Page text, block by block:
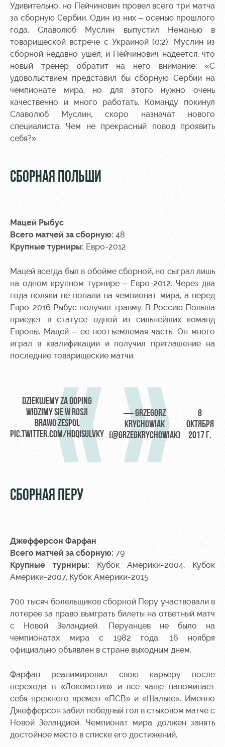
Удивительно, но Пейчинович провел всего три матча
за сборную Сербии. Один из них – осенью прошлого
года. Славолюб Муслин выпустил Неманью в
товарищеской встрече с Украиной (0:2). Муслин из
сборной недавно ушел, и Пейчинович надеется, что
новый тренер обратит на него внимание: «С
удовольствием представил бы сборную Сербии на
чемпионате мира, но для этого нужно очень
качественно и много работать. Команду покинул
Славолюб Муслин, скоро назначат нового
специалиста. Чем не прекрасный повод проявить
себя?»
СБОРНАЯ ПОЛЬШИ
Мацей Рыбус
Всего матчей за сборную: 48
Крупные турниры: Евро-2012
Мацей всегда был в обойме сборной, но сыграл лишь
на одном крупном турнире – Евро-2012. Через два
года поляки не попали на чемпионат мира, а перед
Евро-2016 Рыбус получил травму. В Россию Польша
приедет в статусе одной из сильнейших команд
Европы. Мацей – ее неотъемлемая часть. Он много
играл в квалификации и получил приглашение на
последние товарищеские матчи.
DZIEKUJEMY ZA DOPING
WIDZIMY SIE W ROSJI
BRAWO ZESPOL
PIC.TWITTER.COM/HDQISULVKY
— GRZEGORZ
KRYCHOWIAK
(@GRZEGKRYCHOWIAK)
8
ОКТЯБРЯ
2017 Г.
СБОРНАЯ ПЕРУ
Джефферсон Фарфан
Всего матчей за сборную: 79
Крупные турниры: Кубок Америки-2004, Кубок
Америки-2007, Кубок Америки-2015
700 тысяч болельщиков сборной Перу участвовали в
лотерее за право выиграть билеты на ответный матч
с Новой Зеландией. Перуанцев не было на
чемпионатах мира с 1982 года. 16 ноября
официально объявлен в стране выходным днем.
Фарфан реанимировал свою карьеру после
перехода в «Локомотив» и все чаще напоминает
себя прежнего времен «ПСВ» и «Шальке». Именно
Джефферсон забил победный гол в стыковом матче с
Новой Зеландией. Чемпионат мира должен занять
достойное место в списке его достижений.